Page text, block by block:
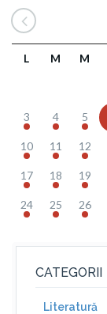
L M M
3 4 5
10 11 12
17 18 19
24 25 26
CATEGORII
Literatură